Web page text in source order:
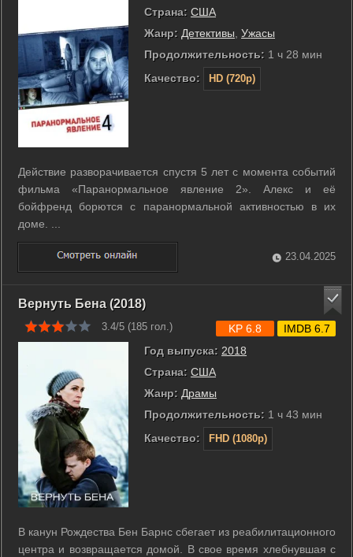
Страна: США
Жанр: Детективы Ужасы
Продолжительность: 1 ч 28 мин
Качество:
HD (720p)
Действие разворачивается спустя 5 лет с момента событий
фильма «Паранормальное явление 2». Алекс и её
бойфренд борются с паранормальной активностью в их
доме. ...
23.04.2025
Вернуть Бена (2018)
3.4/5 (185 гол.)
Год выпуска: 2018
Страна: США
Жанр: Драмы
Продолжительность: 1 ч 43 мин
Качество:
FHD (1080p)
KP 6.8 IMDB 6.7
В канун Рождества Бен Барнс сбегает из реабилитационного
центра и возвращается домой. В свое время хлебнувшая с